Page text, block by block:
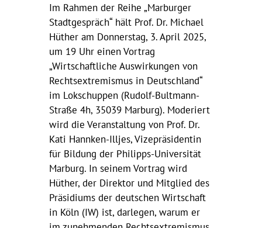
Im Rahmen der Reihe „Marburger
Stadtgespräch“ hält Prof. Dr. Michael
Hüther am Donnerstag, 3. April 2025,
um 19 Uhr einen Vortrag
„Wirtschaftliche Auswirkungen von
Rechtsextremismus in Deutschland“
im Lokschuppen (Rudolf-Bultmann-
Straße 4h, 35039 Marburg). Moderiert
wird die Veranstaltung von Prof. Dr.
Kati Hannken-Illjes, Vizepräsidentin
für Bildung der Philipps-Universität
Marburg. In seinem Vortrag wird
Hüther, der Direktor und Mitglied des
Präsidiums der deutschen Wirtschaft
in Köln (IW) ist, darlegen, warum er